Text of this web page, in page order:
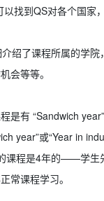
找到QS对各个国家
绍了课程所属的学
会等等。
是有 “Sandwich
year”或“Year in
课程是4年的——学
常课程学习。